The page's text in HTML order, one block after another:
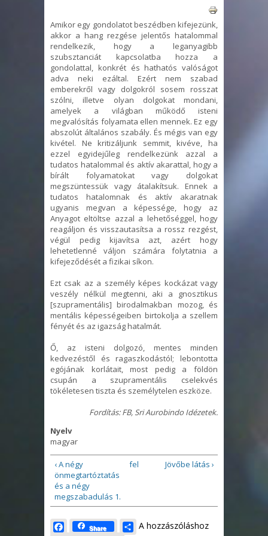
Amikor egy gondolatot beszédben kifejezünk,
akkor a hang rezgése jelentős hatalommal
rendelkezik, hogy a leganyagibb
szubsztanciát kapcsolatba hozza a
gondolattal, konkrét és hathatós valóságot
adva neki ezáltal. Ezért nem szabad
emberekről vagy dolgokról sosem rosszat
szólni, illetve olyan dolgokat mondani,
amelyek a világban működő isteni
megvalósítás folyamata ellen mennek.Ez egy
abszolút általános szabály. És mégis van egy
kivétel. Ne kritizáljunk semmit, kivéve, ha
ezzel egyidejűleg rendelkezünk azzal a
tudatos hatalommal és aktív akarattal, hogy a
bírált folyamatokat vagy dolgokat
megszüntessük vagy átalakítsuk. Ennek a
tudatos hatalomnak és aktív akaratnak
ugyanis megvan a képessége, hogy az
Anyagot eltöltse azzal a lehetőséggel, hogy
reagáljon és visszautasítsa a rossz rezgést,
végül pedig kijavítsa azt, azért hogy
lehetetlenné váljon számára folytatnia a
kifejeződését a fizikai síkon.
Ezt csak az a személy képes kockázat vagy
veszély nélkül megtenni, aki a gnosztikus
[szupramentális] birodalmakban mozog, és
mentális képességeiben birtokolja a szellem
fényét és az igazság hatalmát.
Ő, az isteni dolgozó, mentes minden
kedvezéstől és ragaszkodástól; lebontotta
egójának korlátait, most pedig a földön
csupán a szupramentális cselekvés
tökéletesen tiszta és személytelen eszköze.
Fordítás: FB, Sri Aurobindo Idézetek.
Nyelv
magyar
‹ A négy
önmegtartóztatás
és a négy
megszabadulás 1.
fel Jövőbe látás ›
Facebook
Share Share
A hozzászóláshoz